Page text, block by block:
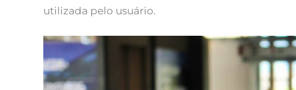
utilizada pelo usuário.